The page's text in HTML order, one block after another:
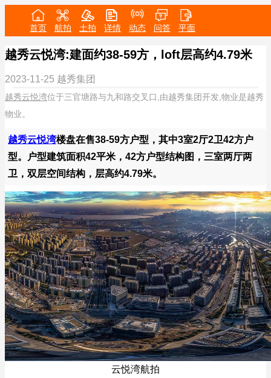
首页 航拍 土拍 详情 动态 问答 平面
越秀云悦湾:建面约38-59方，loft层高约4.79米
2023-11-25 越秀集团
越秀云悦湾位于三官塘路与九和路交叉口,由越秀集团开发,物业是越秀
物业。
越秀云悦湾楼盘在售38-59方户型，其中3室2厅2卫42方户
型。户型建筑面积42平米，42方户型结构图，三室两厅两
卫，双层空间结构，层高约4.79米。
云悦湾航拍